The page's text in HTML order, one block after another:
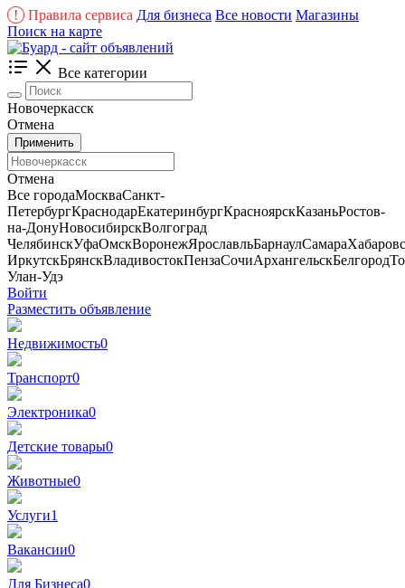
! Правила сервиса Для бизнеса Все новости Магазины
Поиск на карте
Все категории
Новочеркасск
Отмена
Применить
Отмена
Все городаМоскваСанкт-
ПетербургКраснодарЕкатеринбургКрасноярскКазаньРостов-
на-ДонуНовосибирскВолгоград
ЧелябинскУфаОмскВоронежЯрославльБарнаулСамара
ИркутскБрянскВладивостокПензаСочиАрхангельскБелгород
Улан-Удэ
Войти
Разместить объявление
Недвижимость0
Транспорт0
Электроника0
Детские товары0
Животные0
Услуги1
Вакансии0
Для Бизнеса0